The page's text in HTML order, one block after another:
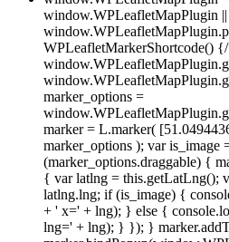
window.WPLeafletMapPlugin
WPLeafletMarkerShortcode()
marker_options =
marker = L.marker(
marker_options ); var is_image
(marker_options.draggable) {
{ var latlng = this.getLatLng();
latlng.lng; if (is_image) {
+ ' x=' + lng); } else {
lng=' + lng); } }); }